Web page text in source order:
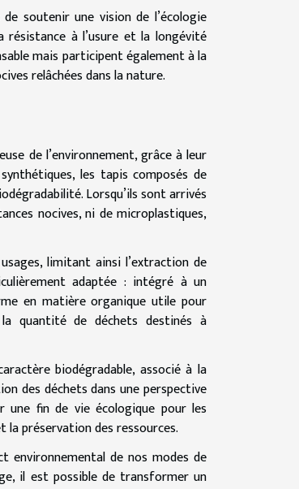
soutenir une vision de l’écologie
à l’usure et la longévité
mais participent également à la
relâchées dans la nature.
de l’environnement, grâce à leur
les tapis composés de
Lorsqu’ils sont arrivés
nocives, ni de microplastiques,
limitant ainsi l’extraction de
adaptée : intégré à un
en matière organique utile pour
quantité de déchets destinés à
biodégradable, associé à la
des déchets dans une perspective
une fin de vie écologique pour les
préservation des ressources.
environnemental de nos modes de
il est possible de transformer un